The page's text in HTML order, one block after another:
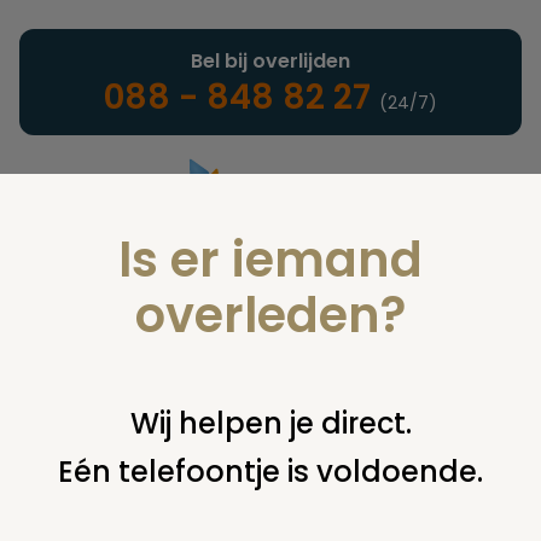
Landelijke uitvaartonderneming
Bel bij overlijden
088 - 848 82 27 (24/7)
U bent hier: home juridische info gebruiksvoorwaarden
Is er iemand
overleden?
Wij helpen je direct.
Eén telefoontje is voldoende.